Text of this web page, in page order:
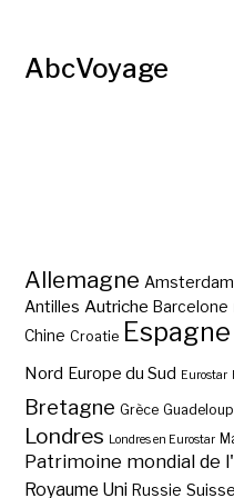
AbcVoyage
Allemagne Amsterdam
Antilles Autriche Barcelone
Chine Croatie Espagne
Nord Europe du Sud Eurostar
Bretagne Grèce
Londres Londres en Eurostar
Patrimoine mondial de
Royaume Uni Russie Suisse